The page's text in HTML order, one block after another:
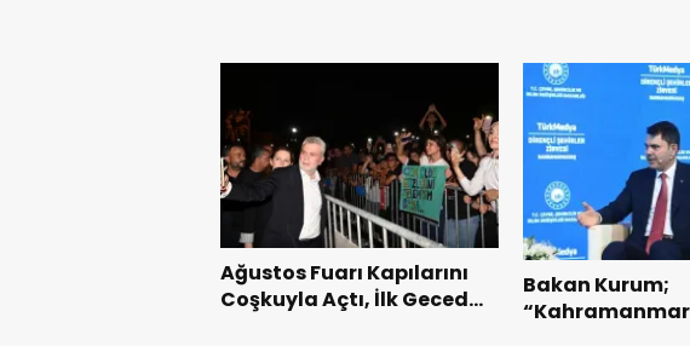
Ağustos Fuarı Kapılarını
Coşkuyla Açtı, İlk Gecede
Bakan Kurum;